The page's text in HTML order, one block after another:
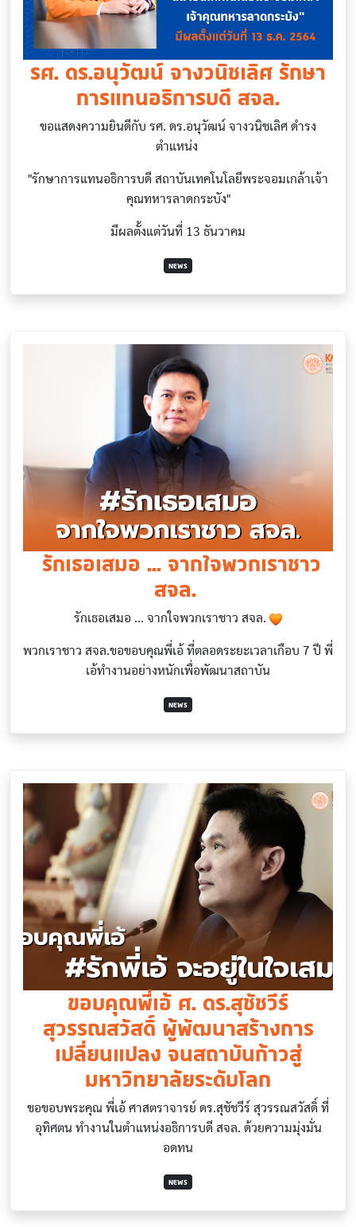
รศ. ดร.อนุวัฒน์ จางวนิชเลิศ รักษา
การแทนอธิการบดี สจล.
ขอแสดงความยินดีกับ รศ. ดร.อนุวัฒน์ จางวนิชเลิศ ดำรง
ตำแหน่ง
"รักษาการแทนอธิการบดี สถาบันเทคโนโลยีพระจอมเกล้าเจ้า
คุณทหารลาดกระบัง"
มีผลตั้งแต่วันที่ 13 ธันวาคม
NEWS
​ รักเธอเสมอ ... จากใจพวกเราชาว
สจล. ​
รักเธอเสมอ ... จากใจพวกเราชาว สจล.
พวกเราชาว สจล.ขอขอบคุณพี่เอ้ ที่ตลอดระยะเวลาเกือบ 7 ปี พี่
เอ้ทำงานอย่างหนักเพื่อพัฒนาสถาบัน
NEWS
ขอบคุณพี่เอ้ ศ. ดร.สุชัชวีร์
สุวรรณสวัสดิ์ ผู้พัฒนาสร้างการ
เปลี่ยนแปลง จนสถาบันก้าวสู่
มหาวิทยาลัยระดับโลก
ขอขอบพระคุณ พี่เอ้ ศาสตราจารย์ ดร.สุชัชวีร์ สุวรรณสวัสดิ์ ที่
อุทิศตน ทำงานในตำแหน่งอธิการบดี สจล. ด้วยความมุ่งมั่น
อดทน
NEWS